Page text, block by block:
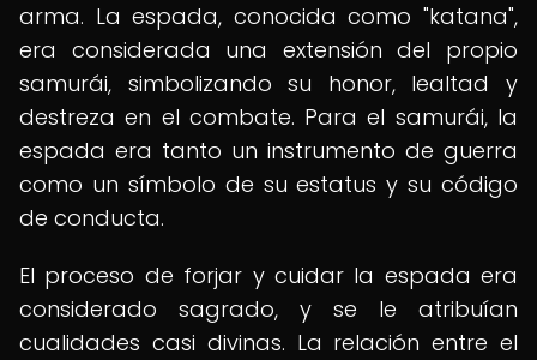
arma. La espada, conocida como "katana",
era considerada una extensión del propio
samurái, simbolizando su honor, lealtad y
destreza en el combate. Para el samurái, la
espada era tanto un instrumento de guerra
como un símbolo de su estatus y su código
de conducta.
El proceso de forjar y cuidar la espada era
considerado sagrado, y se le atribuían
cualidades casi divinas. La relación entre el